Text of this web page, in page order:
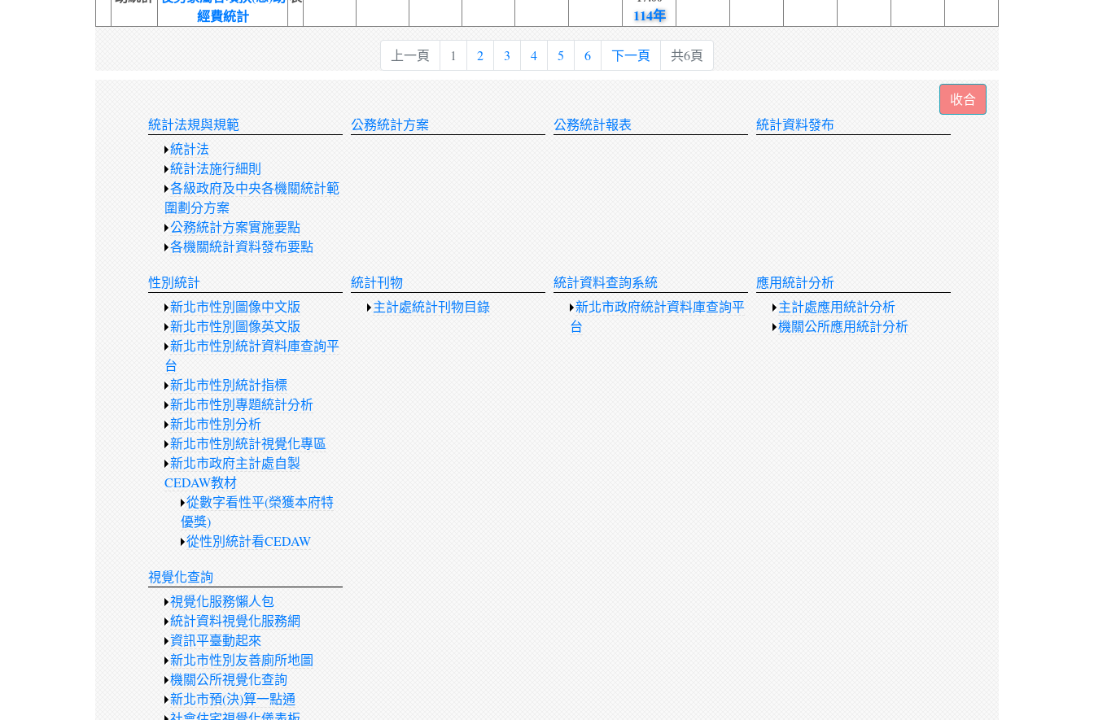
經費統計
114年
上一頁 1 2 3 4 5 6 下一頁 共6頁
統計法規與規範
統計法
統計法施行細則
各級政府及中央各機關統計範
圍劃分方案
公務統計方案實施要點
各機關統計資料發布要點
公務統計方案 公務統計報表 統計資料發布
性別統計
新北市性別圖像中文版
新北市性別圖像英文版
新北市性別統計資料庫查詢平
台
新北市性別統計指標
新北市性別專題統計分析
新北市性別分析
新北市性別統計視覺化專區
新北市政府主計處自製
CEDAW教材
從數字看性平(榮獲本府特
優獎)
從性別統計看CEDAW
統計刊物
主計處統計刊物目錄
統計資料查詢系統
新北市政府統計資料庫查詢平
台
應用統計分析
主計處應用統計分析
機關公所應用統計分析
視覺化查詢
視覺化服務懶人包
統計資料視覺化服務網
資訊平臺動起來
新北市性別友善廁所地圖
機關公所視覺化查詢
新北市預(決)算一點通